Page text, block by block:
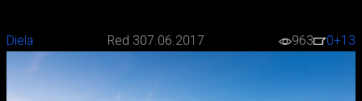
Diela Red 307.06.2017 963 0+13